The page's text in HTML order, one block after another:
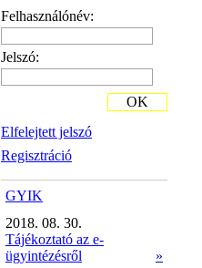
Felhasználónév:
Jelszó:
Elfelejtett jelszó
Regisztráció
OK
GYIK
2018. 08. 30.
Tájékoztató az e-
ügyintézésről
»